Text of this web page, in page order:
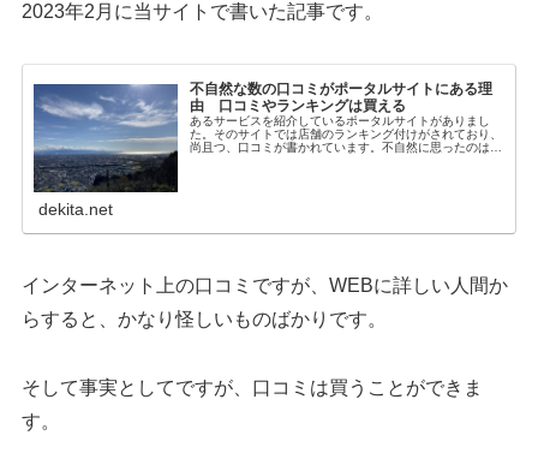
2023年2月に当サイトで書いた記事です。
不自然な数の口コミがポータルサイトにある理
由 口コミやランキングは買える
あるサービスを紹介しているポータルサイトがありまし
た。そのサイトでは店舗のランキング付けがされており、
尚且つ、口コミが書かれています。不自然に思ったのはそ
dekita.net
インターネット上の口コミですが、WEBに詳しい人間か
らすると、かなり怪しいものばかりです。
そして事実としてですが、口コミは買うことができま
す。